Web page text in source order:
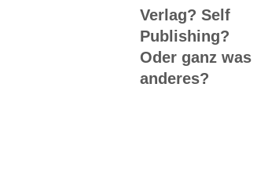
Verlag? Self
Publishing?
Oder ganz was
anderes?